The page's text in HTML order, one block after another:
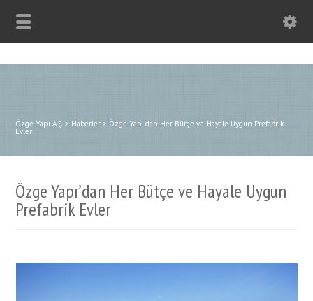
Özge Yapı A.Ş.> Haberler > Özge Yapı’dan Her Bütçe ve Hayale Uygun Prefabrik
Evler
Özge Yapı’dan Her Bütçe ve Hayale Uygun
Prefabrik Evler